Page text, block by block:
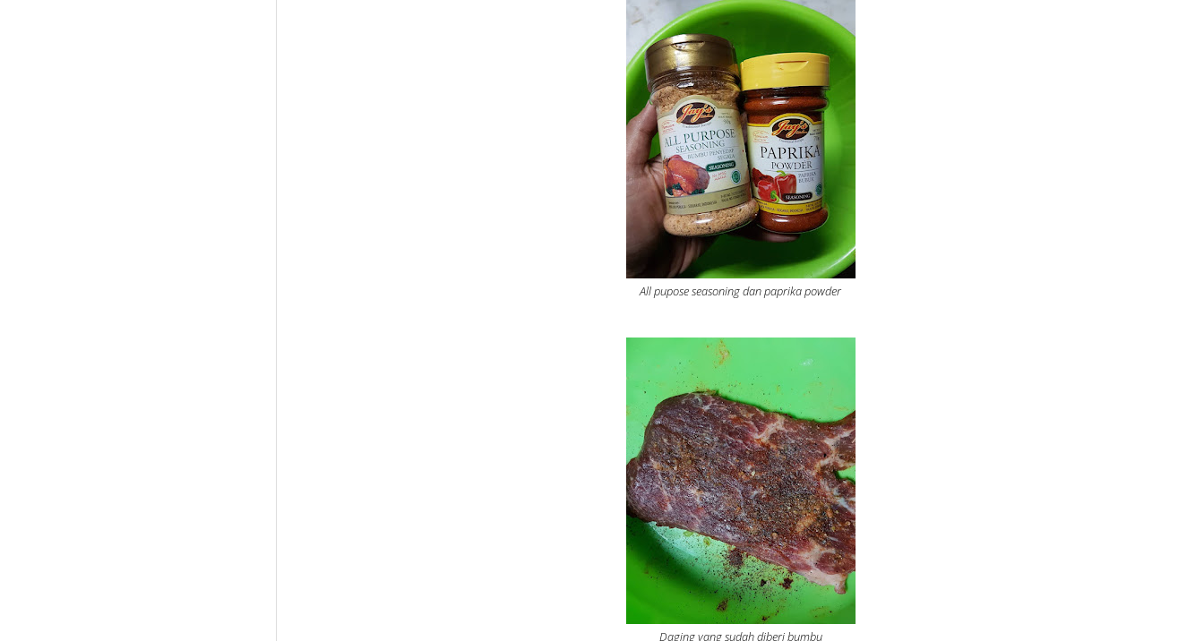
All pupose seasoning dan paprika powder
Daging yang sudah diberi bumbu